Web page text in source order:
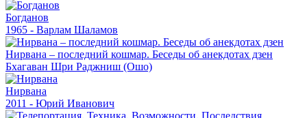
Богданов
1965 - Варлам Шаламов
Нирвана – последний кошмар. Беседы об анекдотах дзен
Бхагаван Шри Раджниш (Ошо)
Нирвана
2011 - Юрий Иванович